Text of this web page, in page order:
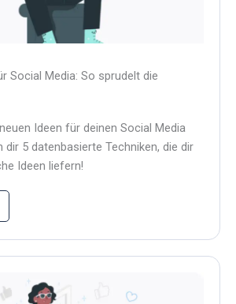
Social Media: So sprudelt die
Ideen für deinen Social Media
dir 5 datenbasierte Techniken, die dir
Ideen liefern!